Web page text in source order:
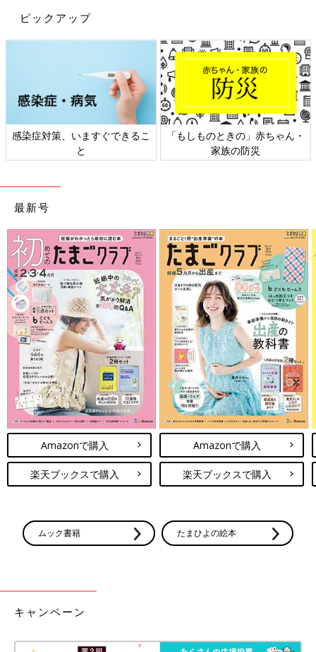
ピックアップ
日本外来小児科学会リーフレッ
ト検討会
六星占術 細木かおりさんの人生
相談
最新号
Amazonで購入
楽天ブックスで購入
Amazonで購入
楽天ブックスで購入
ムック書籍 たまひよの絵本
キャンペーン